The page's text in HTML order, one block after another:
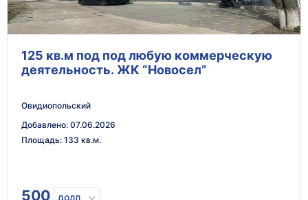
125 кв.м под под любую коммерческую
деятельность. ЖК “Новосел”
Овидиопольский
Добавлено: 07.06.2026
Площадь: 133 кв.м.
500 долл